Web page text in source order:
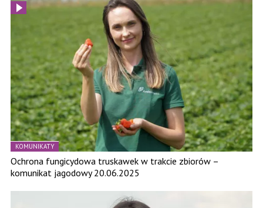
KOMUNIKATY
Ochrona fungicydowa truskawek w trakcie zbiorów –
komunikat jagodowy 20.06.2025